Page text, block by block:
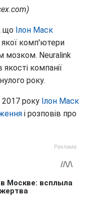
що Ілон Маск
комп'ютери
мозком. Neuralink
компанії
року.
2017 року Ілон Маск
і розповів про